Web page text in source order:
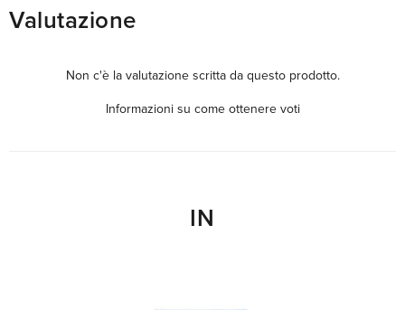
Valutazione
Non c'è la valutazione scritta da questo prodotto.
Informazioni su come ottenere voti
IN